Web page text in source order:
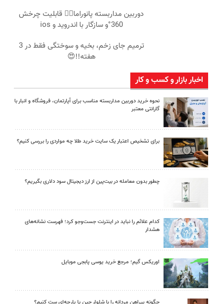
دوربین مداربسته پانوراما👈🏻 قابلیت چرخش
360°و سازگار با اندروید و ios
ترمیم جای زخم، بخیه و سوختگی فقط در 3
هفته!!😍
اخبار بازار و کسب و کار
نحوه خرید دوربین مداربسته مناسب برای آپارتمان، فروشگاه و انبار با
گارانتی معتبر
برای تشخیص اعتبار یک سایت خرید طلا چه مواردی را بررسی کنیم؟
چطور بدون معامله در بیت‌پین از ارز دیجیتال سود دلاری بگیریم؟
کدام علائم را نباید در اینترنت جست‌وجو کرد؛ فهرست نشانه‌های
هشدار
اوریکس گیم؛ مرجع خرید یوسی پابجی موبایل